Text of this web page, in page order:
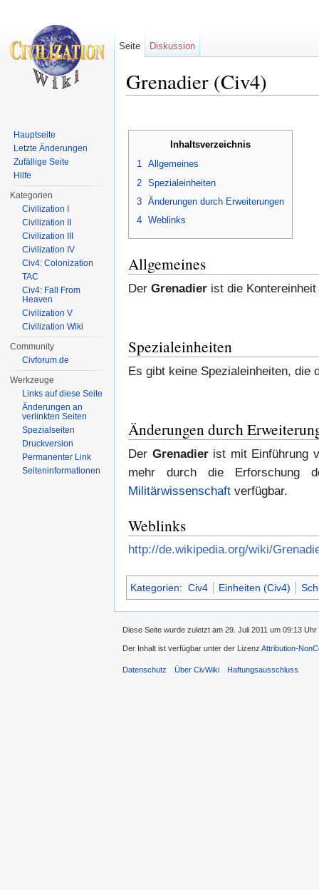
Grenadier (Civ4)
Inhaltsverzeichnis
1 Allgemeines
2 Spezialeinheiten
3 Änderungen durch Erweiterungen
4 Weblinks
Allgemeines
Der Grenadier ist die
Spezialeinheiten
Es gibt keine Spezialeinheiten, die
Änderungen durch
Der Grenadierist mit Einführung
mehr durch die Erforschung
Militärwissenschaft verfügbar.
Weblinks
http://de.wikipedia.org/wiki/
Kategorien: Civ4 Einheiten (Civ4)
Seite Diskussion
Hauptseite
Letzte Änderungen
Zufällige Seite
Hilfe
Kategorien
Civilization I
Civilization II
Civilization III
Civilization IV
Civ4: Colonization
TAC
Civ4: Fall From
Heaven
Civilization V
Civilization Wiki
Community
Civforum.de
Werkzeuge
Links auf diese Seite
Änderungen an
verlinkten Seiten
Spezialseiten
Druckversion
Permanenter Link
Seiten­informationen
Diese Seite wurde zuletzt am 29. Juli 2011 um 09:13
Der Inhalt ist verfügbar unter der Lizenz Attribution-
Datenschutz Über CivWiki Haftungsausschluss